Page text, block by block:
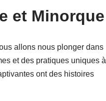
et Minorque
allons nous plonger dans
et des pratiques uniques à
ont des histoires